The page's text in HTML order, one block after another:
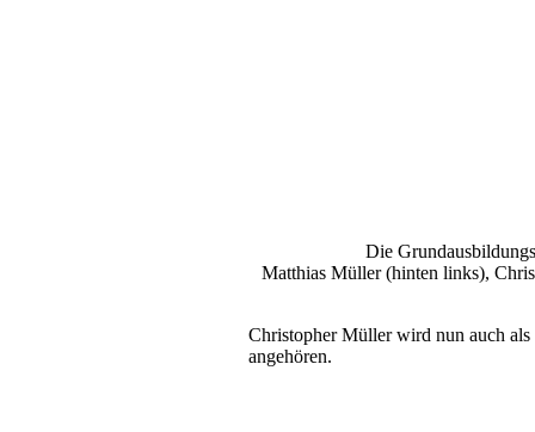
Die
Matthias Müller (hinten links),
Christopher Müller wird nun auch als
angehören.